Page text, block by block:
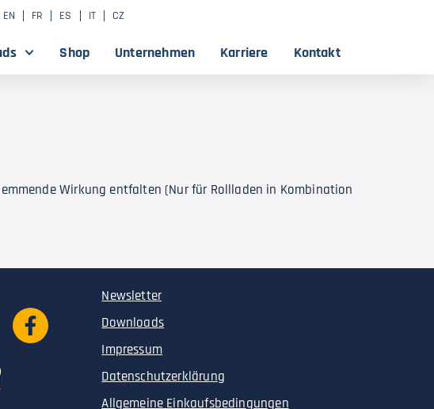
EN FR ES IT CZ
Shop Unternehmen Karriere Kontakt
Wirkung entfalten (Nur für Rollladen in Kombination
Newsletter
Downloads
Impressum
Datenschutzerklärung
Allgemeine Einkaufsbedingungen